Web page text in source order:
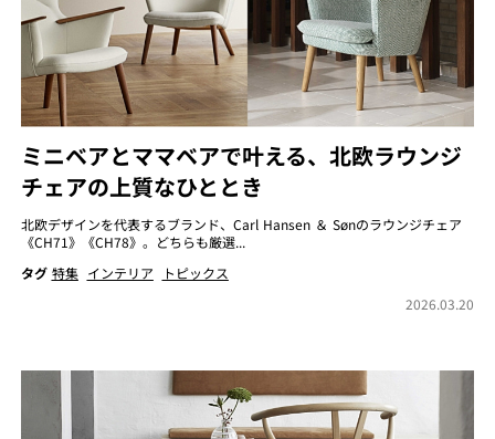
ミニベアとママベアで叶える、北欧ラウンジ
チェアの上質なひととき
北欧デザインを代表するブランド、Carl Hansen ＆ Sønのラウンジチェア
《CH71》《CH78》。どちらも厳選...
タグ 特集 インテリア
トピックス
2026.03.20